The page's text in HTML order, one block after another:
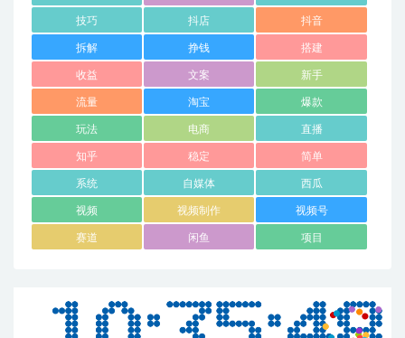
技巧 抖店 抖音
拆解 挣钱 搭建
收益 文案 新手
流量 淘宝 爆款
玩法 电商 直播
知乎 稳定 简单
系统 自媒体 西瓜
视频 视频制作 视频号
赛道 闲鱼 项目